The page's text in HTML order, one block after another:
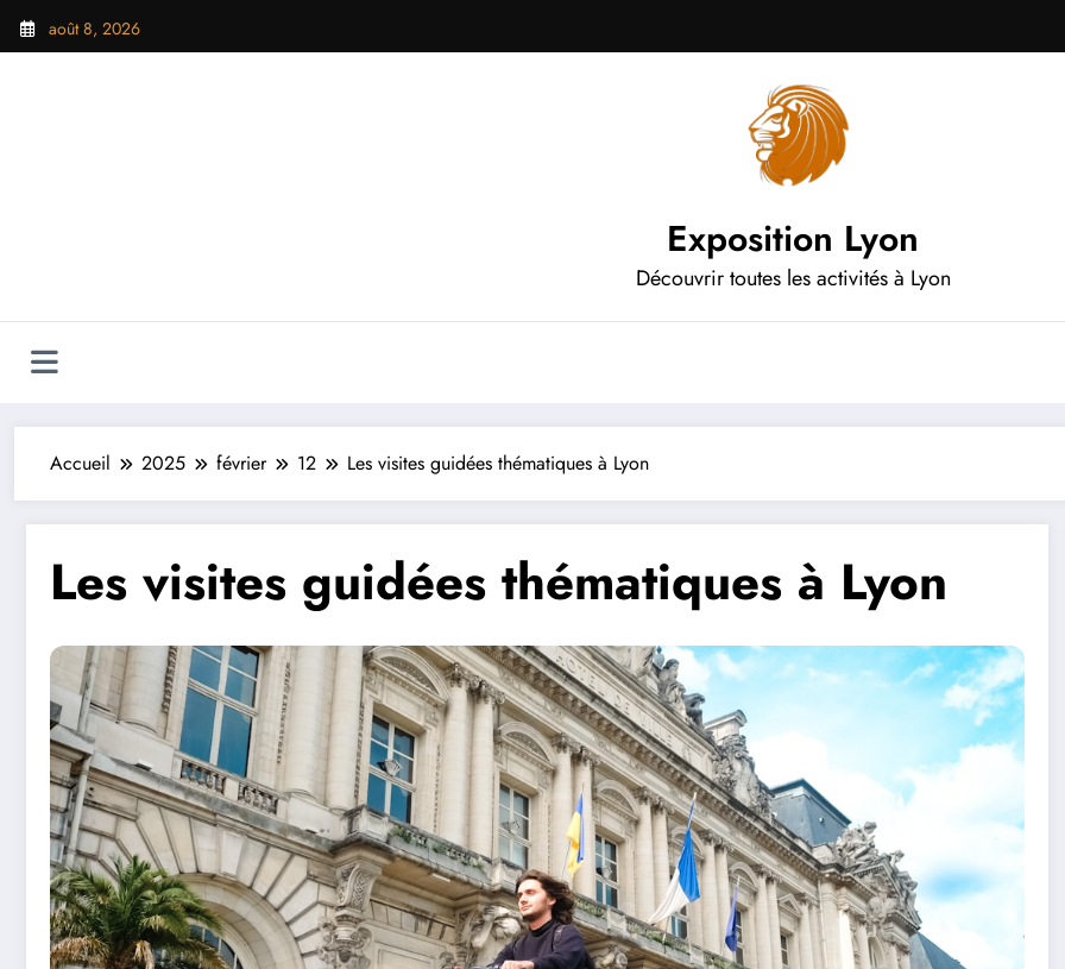
Aller
août 8, 2026
Exposition Lyon
Découvrir toutes les activités à Lyon
Accueil 2025 février 12 Les visites guidées thématiques à Lyon
Les visites guidées thématiques à Lyon